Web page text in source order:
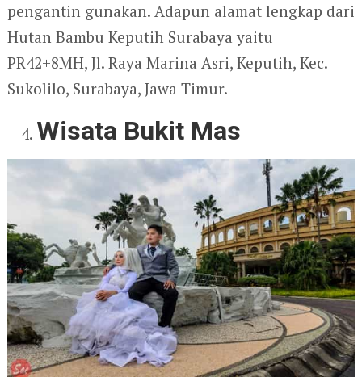
pengantin gunakan. Adapun alamat lengkap dari
Hutan Bambu Keputih Surabaya yaitu
PR42+8MH, Jl. Raya Marina Asri, Keputih, Kec.
Sukolilo, Surabaya, Jawa Timur.
Wisata Bukit Mas